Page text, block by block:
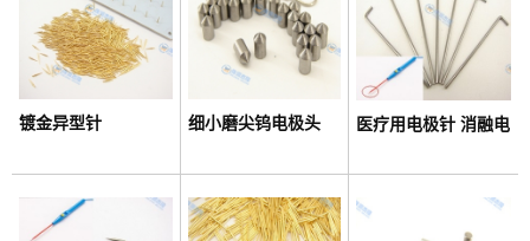
镀金异型针 细小磨尖钨电极头 医疗用电极针 消融电